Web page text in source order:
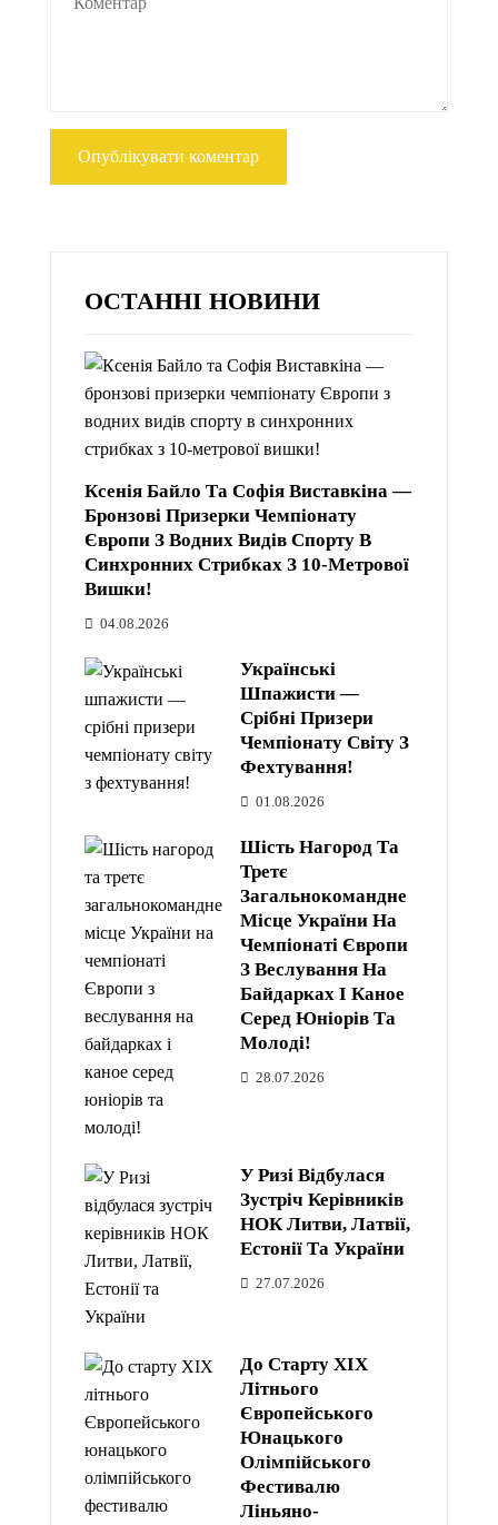
ОСТАННІ НОВИНИ
Ксенія Байло Та Софія Виставкіна —
Бронзові Призерки Чемпіонату
Європи З Водних Видів Спорту В
Синхронних Стрибках З 10-Метрової
Вишки!
04.08.2026
Українські
Шпажисти —
Срібні Призери
Чемпіонату Світу З
Фехтування!
01.08.2026
Шість Нагород Та
Третє
Загальнокомандне
Місце України На
Чемпіонаті Європи
З Веслування На
Байдарках І Каное
Серед Юніорів Та
Молоді!
28.07.2026
У Ризі Відбулася
Зустріч Керівників
НОК Литви, Латвії,
Естонії Та України
27.07.2026
До Старту XIX
Літнього
Європейського
Юнацького
Олімпійського
Фестивалю
Ліньяно-